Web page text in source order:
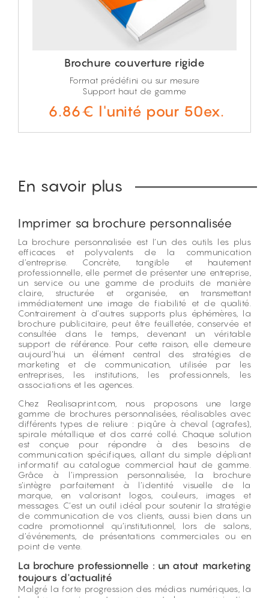
Brochure couverture rigide
Format prédéfini ou sur mesure
Support haut de gamme
6.86€ l'unité pour 50ex.
En savoir plus
Imprimer sa brochure personnalisée
La brochure personnalisée est l’un des outils les plus
efficaces et polyvalents de la communication
d’entreprise. Concrète, tangible et hautement
professionnelle, elle permet de présenter une entreprise,
un service ou une gamme de produits de manière
claire, structurée et organisée, en transmettant
immédiatement une image de fiabilité et de qualité.
Contrairement à d’autres supports plus éphémères, la
brochure publicitaire, peut être feuilletée, conservée et
consultée dans le temps, devenant un véritable
support de référence. Pour cette raison, elle demeure
aujourd’hui un élément central des stratégies de
marketing et de communication, utilisée par les
entreprises, les institutions, les professionnels, les
associations et les agences.
Chez Realisaprint.com , nous proposons une large
gamme de brochures personnalisées, réalisables avec
différents types de reliure : piqûre à cheval (agrafes),
spirale métallique et dos carré collé. Chaque solution
est conçue pour répondre à des besoins de
communication spécifiques, allant du simple dépliant
informatif au catalogue commercial haut de gamme.
Grâce à l’impression personnalisée, la brochure
s’intègre parfaitement à l’identité visuelle de la
marque, en valorisant logos, couleurs, images et
messages. C’est un outil idéal pour soutenir la stratégie
de communication de vos clients, aussi bien dans un
cadre promotionnel qu’institutionnel, lors de salons,
d’événements, de présentations commerciales ou en
point de vente.
La brochure professionnelle : un atout marketing
toujours d'actualité
Malgré la forte progression des médias numériques, la